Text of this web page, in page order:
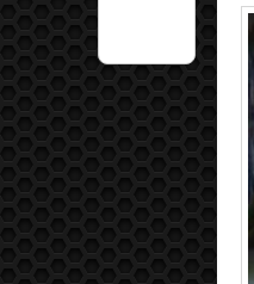
spéculer ses